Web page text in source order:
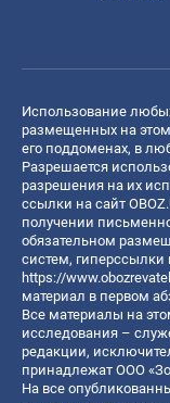
Использование
размещенных на
его поддоменах, в
Разрешается
разрешения на их
ссылки на сайт
получении
обязательном
систем, гиперссылки
https://
материал в первом
Все материалы на
исследования –
редакции,
принадлежат ООО
На все